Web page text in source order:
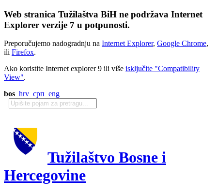
Web stranica Tužilaštva BiH ne podržava Internet
Explorer verzije 7 u potpunosti.
Preporučujemo nadogradnju na Internet Explorer, Google Chrome,
ili Firefox.
Ako koristite Internet explorer 9 ili više isključite "Compatibility
View".
bos hrv срп eng
Tužilaštvo Bosne i
Hercegovine